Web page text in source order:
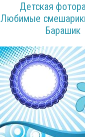
Детская
Любимые
Барашик